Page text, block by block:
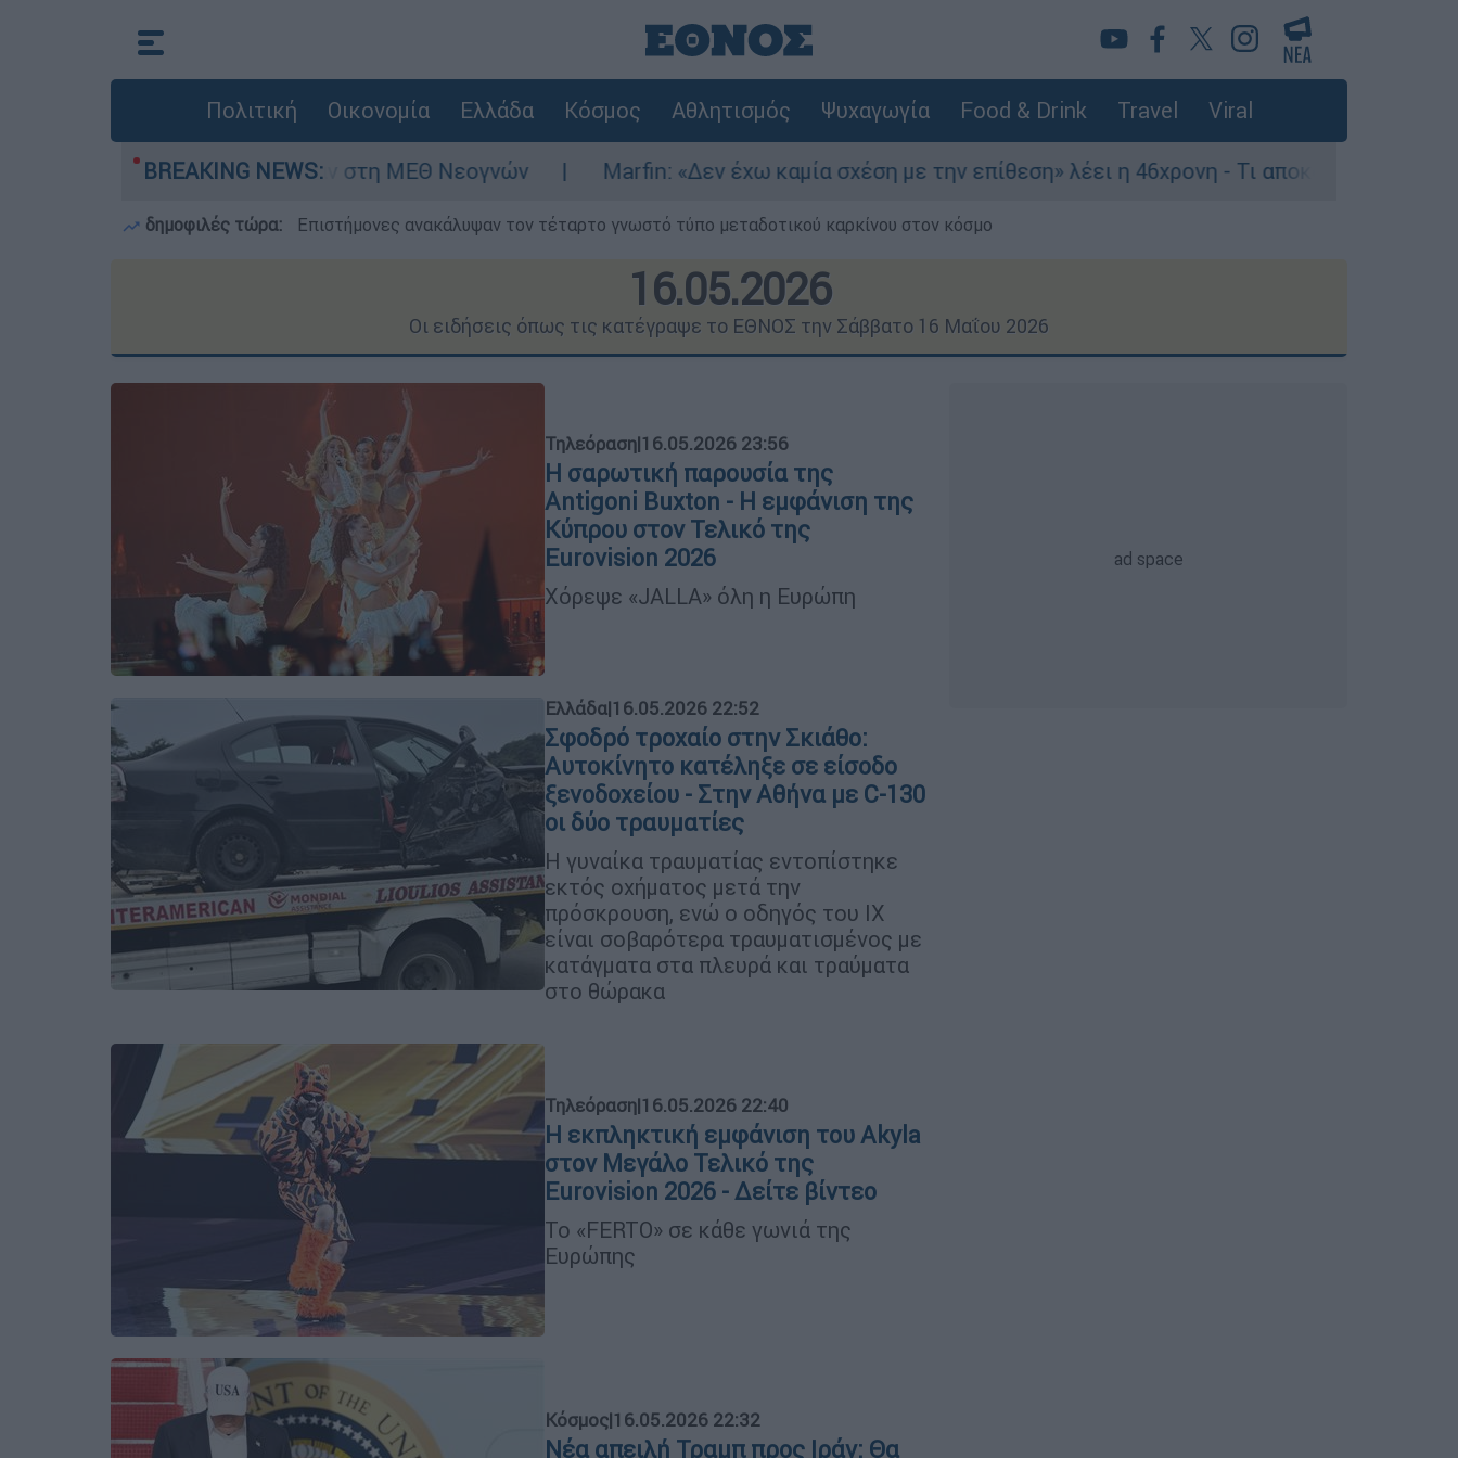
Πολιτική Οικονομία Ελλάδα Κόσμος Αθλητισμός Ψυχαγωγία Food & Drink Travel Viral
BREAKING NEWS:
- Νοσηλευόταν στη ΜΕΘ Νεογνών Marfin: «Δεν έχω καμία σχέση με την επίθεση» λέει η 46χρονη - Τι αποκάλυψε στους αστυνομικούς
δημοφιλές τώρα: Επιστήμονες ανακάλυψαν τον τέταρτο γνωστό τύπο μεταδοτικού καρκίνου στον κόσμο
16.05.2026
Οι ειδήσεις όπως τις κατέγραψε το ΕΘΝΟΣ την Σάββατο 16 Μαΐου 2026
Τηλεόραση|16.05.2026 23:56
Η σαρωτική παρουσία της
Antigoni Buxton - Η εμφάνιση της
Κύπρου στον Τελικό της
Eurovision 2026
Χόρεψε «JALLA» όλη η Ευρώπη
Ελλάδα|16.05.2026 22:52
Σφοδρό τροχαίο στην Σκιάθο:
Αυτοκίνητο κατέληξε σε είσοδο
ξενοδοχείου - Στην Αθήνα με C-130
οι δύο τραυματίες
Η γυναίκα τραυματίας εντοπίστηκε
εκτός οχήματος μετά την
πρόσκρουση, ενώ ο οδηγός του ΙΧ
είναι σοβαρότερα τραυματισμένος με
κατάγματα στα πλευρά και τραύματα
στο θώρακα
Τηλεόραση|16.05.2026 22:40
Η εκπληκτική εμφάνιση του Akyla
στον Μεγάλο Τελικό της
Eurovision 2026 - Δείτε βίντεο
Το «FERTO» σε κάθε γωνιά της
Ευρώπης
Κόσμος|16.05.2026 22:32
Νέα απειλή Τραμπ προς Ιράν: Θα